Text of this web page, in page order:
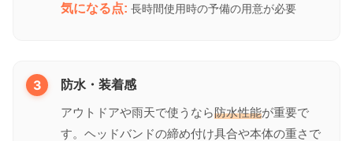
気になる点: 長時間使用時の予備の用意が必要
3 防水・装着感
アウトドアや雨天で使うなら防水性能が重要で
す。ヘッドバンドの締め付け具合や本体の重さで